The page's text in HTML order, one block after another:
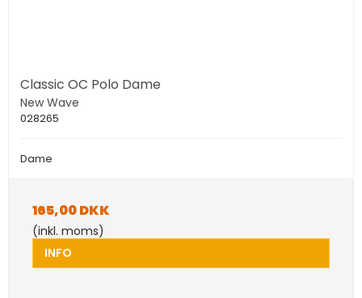
Classic OC Polo Dame
New Wave
028265
Dame
165,00 DKK
(inkl. moms)
INFO